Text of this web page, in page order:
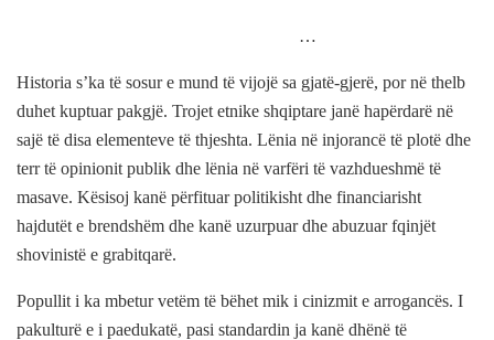
…
Historia s’ka të sosur e mund të vijojë sa gjatë-gjerë, por në thelb
duhet kuptuar pakgjë. Trojet etnike shqiptare janë hapërdarë në
sajë të disa elementeve të thjeshta. Lënia në injorancë të plotë dhe
terr të opinionit publik dhe lënia në varfëri të vazhdueshmë të
masave. Kësisoj kanë përfituar politikisht dhe financiarisht
hajdutët e brendshëm dhe kanë uzurpuar dhe abuzuar fqinjët
shovinistë e grabitqarë.
Popullit i ka mbetur vetëm të bëhet mik i cinizmit e arrogancës. I
pakulturë e i paedukatë, pasi standardin ja kanë dhënë të